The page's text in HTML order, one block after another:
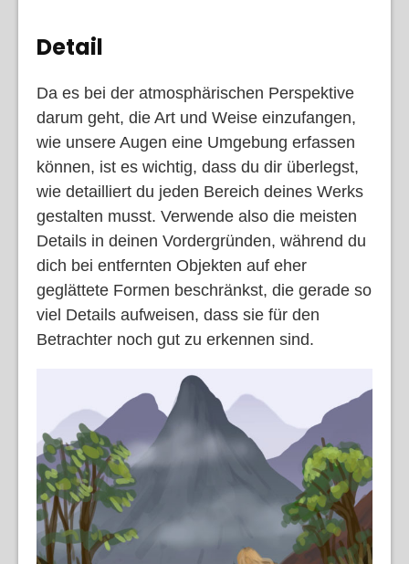
Detail
Da es bei der atmosphärischen Perspektive
darum geht, die Art und Weise einzufangen,
wie unsere Augen eine Umgebung erfassen
können, ist es wichtig, dass du dir überlegst,
wie detailliert du jeden Bereich deines Werks
gestalten musst. Verwende also die meisten
Details in deinen Vordergründen, während du
dich bei entfernten Objekten auf eher
geglättete Formen beschränkst, die gerade so
viel Details aufweisen, dass sie für den
Betrachter noch gut zu erkennen sind.